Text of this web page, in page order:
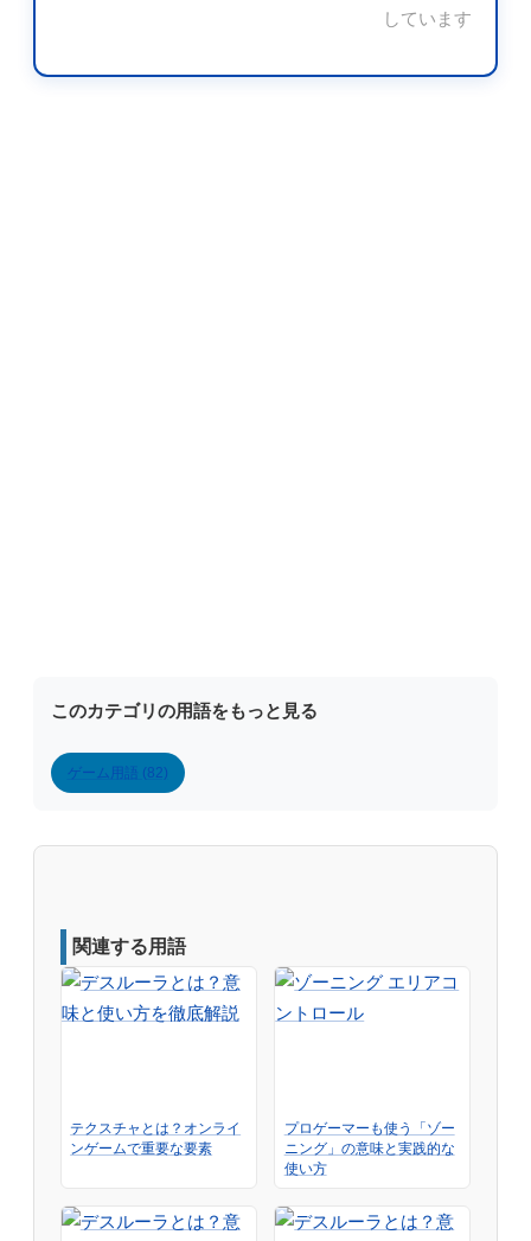
しています
このカテゴリの用語をもっと見る
ゲーム用語 (82)
関連する用語
テクスチャとは？オンライ
ンゲームで重要な要素
プロゲーマーも使う「ゾー
ニング」の意味と実践的な
使い方